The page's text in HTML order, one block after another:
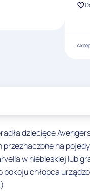
dziecięce
na
w niebieskiej lub
chłopca